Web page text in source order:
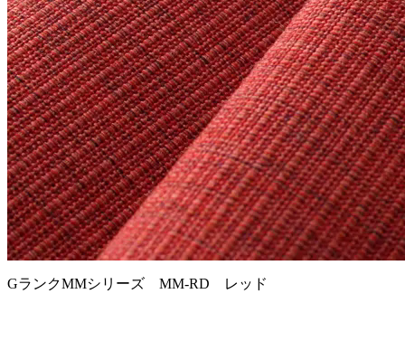
GランクMMシリーズ MM-RD レッド